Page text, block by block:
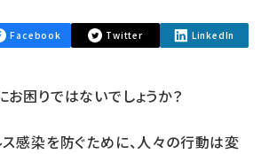
Facebook Twitter LinkedIn
困りではないでしょうか？
感染を防ぐために、人々の行動は変